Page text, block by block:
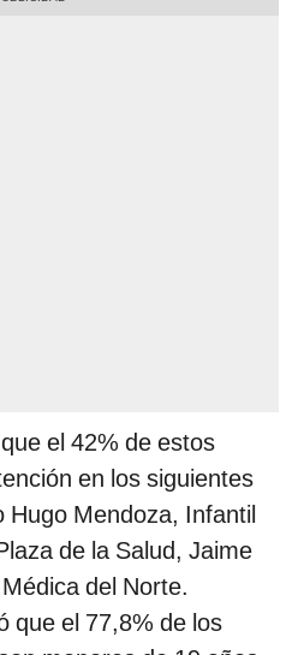
el 42% de estos
en los siguientes
Hugo Mendoza, Infantil
de la Salud, Jaime
del Norte.
que el 77,8% de los